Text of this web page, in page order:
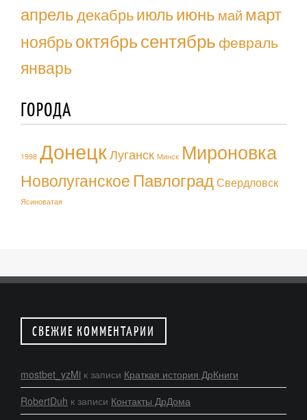
апрельдекабрьиюльиюнь май март
ноябрьоктябрьсентябрьфевраль
январь
ГОРОДА
1998 ДонецкЛуганск Минск Мироновка
Новолуганское ПавлоградСвердловск
Ясиноватая
СВЕЖИЕ КОММЕНТАРИИ
mostbet_yzMi к записи Краткая история ДрКниги
RobertDuh к записи Контакты ДрДома